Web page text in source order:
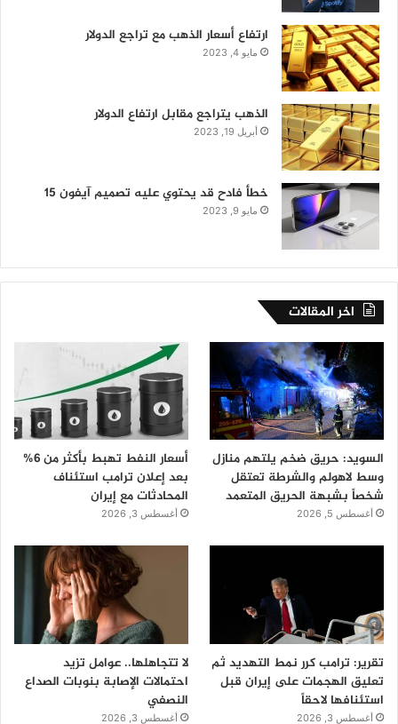
ارتفاع أسعار الذهب مع تراجع الدولار
مايو 4, 2023
الذهب يتراجع مقابل ارتفاع الدولار
أبريل 19, 2023
خطأ فادح قد يحتوي عليه تصميم آيفون 15
مايو 9, 2023
اخر المقالات
السويد: حريق ضخم يلتهم منازل
وسط لاهولم والشرطة تعتقل
شخصاً بشبهة الحريق المتعمد
أغسطس 5, 2026
أسعار النفط تهبط بأكثر من 6%
بعد إعلان ترامب استئناف
المحادثات مع إيران
أغسطس 3, 2026
تقرير: ترامب كرر نمط التهديد ثم
تعليق الهجمات على إيران قبل
استئنافها لاحقاً
أغسطس 3, 2026
لا تتجاهلها.. عوامل تزيد
احتمالات الإصابة بنوبات الصداع
النصفي
أغسطس 3, 2026